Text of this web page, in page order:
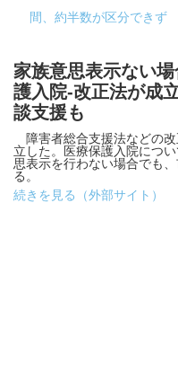
間、約半数が区分できず
家族意思表示ない
護入院-改正法が成
談支援も
障害者総合支援法などの
立した。医療保護入院につ
思表示を行わない場合でも
る。
続きを見る（外部サイト）